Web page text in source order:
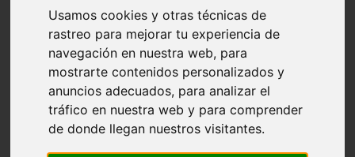
Usamos cookies y otras técnicas de
rastreo para mejorar tu experiencia de
navegación en nuestra web, para
mostrarte contenidos personalizados y
anuncios adecuados, para analizar el
tráfico en nuestra web y para comprender
de donde llegan nuestros visitantes.
marketing
bienestar
peque os mam feros
verano
legislaci n
peluquer a
accesorios
peluquer a canina
complementos
consejos
comportamiento